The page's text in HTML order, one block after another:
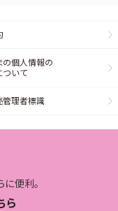
の個人情報の
ついて
管理者標識
便利。
ら